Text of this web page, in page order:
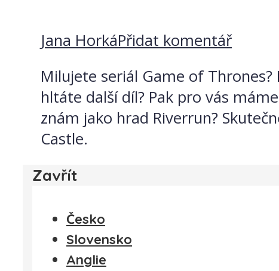
Jana HorkáPřidat komentář
Milujete seriál Game of
hltáte další díl? Pak pro vás
znám jako hrad Riverrun?
Castle.
Zavřít
Česko
Slovensko
Anglie